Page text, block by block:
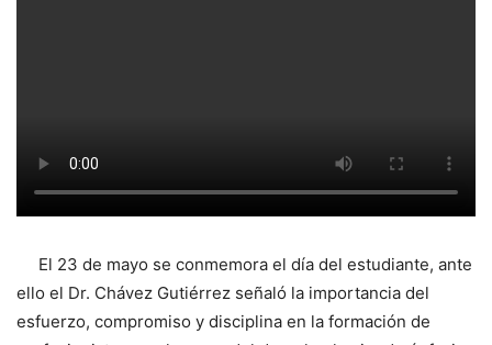
El 23 de mayo se conmemora el día del estudiante, ante
ello el Dr. Chávez Gutiérrez señaló la importancia del
esfuerzo, compromiso y disciplina en la formación de